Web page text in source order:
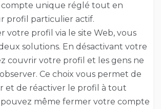
compte unique réglé tout en
profil particulier actif.
votre profil via le site Web, vous
solutions. En désactivant votre
couvrir votre profil et les gens ne
Ce choix vous permet de
et de réactiver le profil à tout
même fermer votre compte